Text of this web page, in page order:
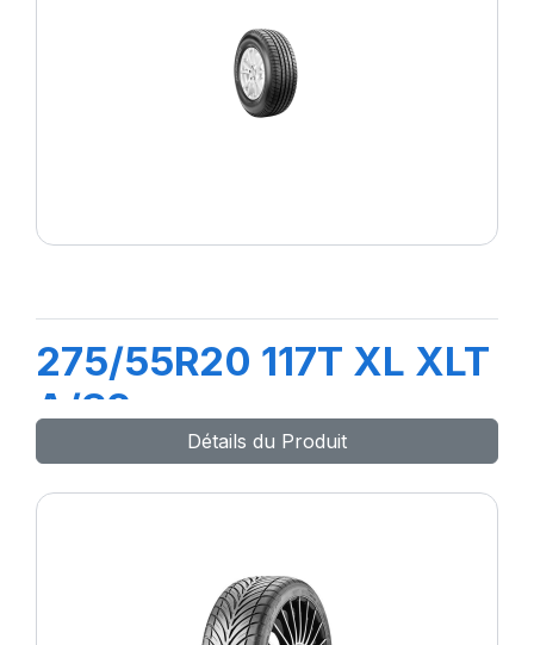
275/55R20 117T XL XLT
A/S2
Détails du Produit